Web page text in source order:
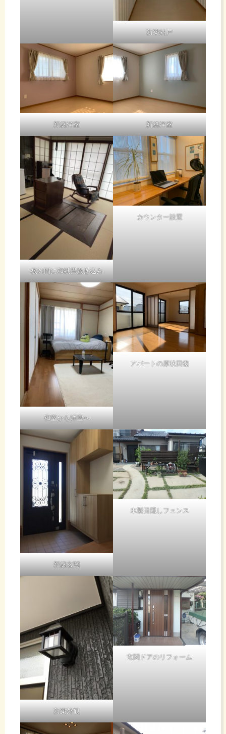
新築納戸
新築洋室 新築洋室
板の間に和紙畳敷き込み
カウンター設置
和室から洋室へ
アパートの原状回復
新築玄関
木製目隠しフェンス
新築外観
玄関ドアのリフォーム